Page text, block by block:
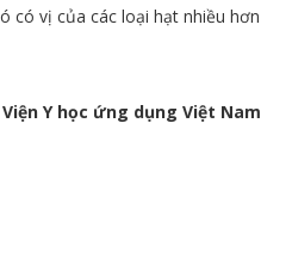
có vị của các loại hạt nhiều hơn
Y học ứng dụng Việt Nam